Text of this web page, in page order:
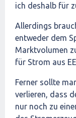
ich deshalb für
Allerdings
entweder dem
Marktvolumen
für Strom aus
Ferner sollte
verlieren, dass
nur noch zu